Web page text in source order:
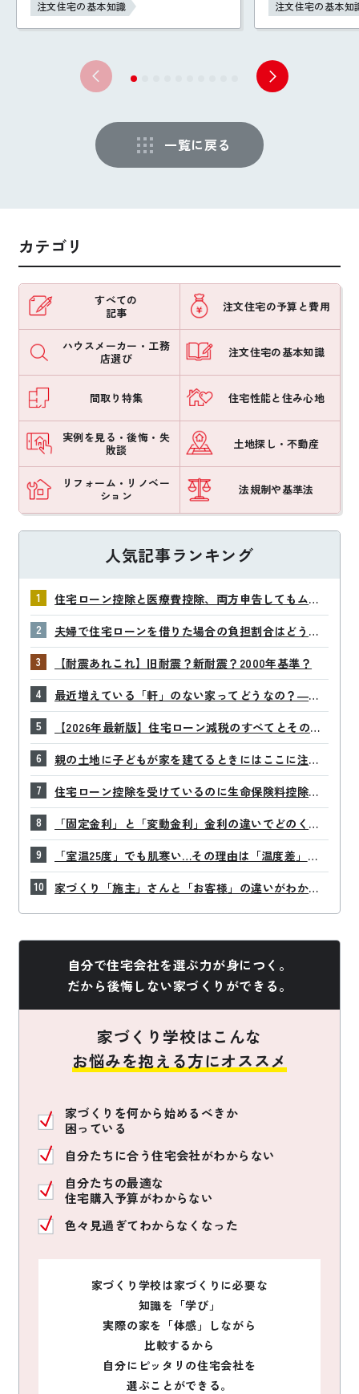
注文住宅の基本知識 注文住宅の基本知
一覧に戻る
カテゴリ
すべての
記事
注文住宅の予算と費用
ハウスメーカー・工務
店選び
注文住宅の基本知識
間取り特集 住宅性能と住み心地
実例を見る・後悔・失
敗談
土地探し・不動産
リフォーム・リノベー
ション
法規制や基準法
人気記事ランキング
住宅ローン控除と医療費控除、両方申告してもムダ
なの？
夫婦で住宅ローンを借りた場合の負担割合はどう決
める？
【耐震あれこれ】旧耐震？新耐震？2000年基準？
最近増えている「軒」のない家ってどうなの？―後
悔しないために知っておきたいポイント
【2026年最新版】住宅ローン減税のすべてとその活
用法を解説！
親の土地に子どもが家を建てるときにはここに注
意！名義変更、贈与税などチェックポイントをまと
めました
住宅ローン控除を受けているのに生命保険料控除も
申請した方がいいの？
「固定金利」と「変動金利」金利の違いでどのくら
い変わる？
「室温25度」でも肌寒い…その理由は「温度差」に
あり！？
家づくり「施主」さんと「お客様」の違いがわかり
自分で住宅会社を選ぶ力が身につく。
だから後悔しない家づくりができる。
家づくり学校はこんな
お悩みを抱える方にオススメ
家づくりを何から始めるべきか
困っている
自分たちに合う住宅会社がわからない
自分たちの最適な
住宅購入予算がわからない
色々見過ぎてわからなくなった
家づくり学校は家づくりに必要な
知識を「学び」
実際の家を「体感」しながら
比較するから
自分にピッタリの住宅会社を
選ぶことができる。